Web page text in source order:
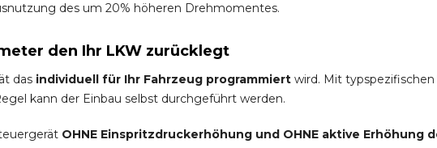
des um 20% höheren Drehmomentes.
den Ihr LKW zurücklegt
das individuell für Ihr Fahrzeug programmiert wird. Mit
kann der Einbau selbst durchgeführt werden.
OHNE Einspritzdruckerhöhung und OHNE aktive Erhöhung